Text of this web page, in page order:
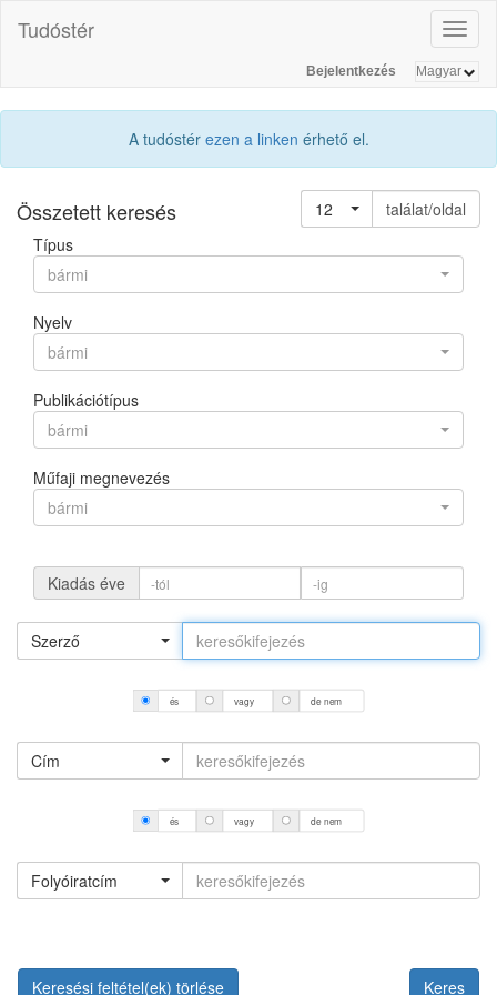
Tudóstér
Bejelentkezés
A tudóstér ezen a linken érhető el.
Összetett keresés 12
találat/oldal
Típus
bármi
Nyelv
bármi
Publikációtípus
bármi
Műfaji megnevezés
bármi
Kiadás éve
Szerző
és vagy de nem
Cím
és vagy de nem
Folyóiratcím
Keresési feltétel(ek) törlése